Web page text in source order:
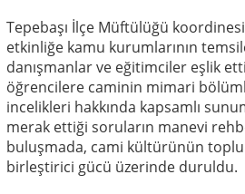
Tepebaşı İlçe Müftülüğü
etkinliğe kamu kurumlarının
danışmanlar ve eğitimciler eşlik
öğrencilere caminin mimari
incelikleri hakkında kapsamlı
merak ettiği soruların manevi
buluşmada, cami kültürünün
birleştirici gücü üzerinde duruldu.